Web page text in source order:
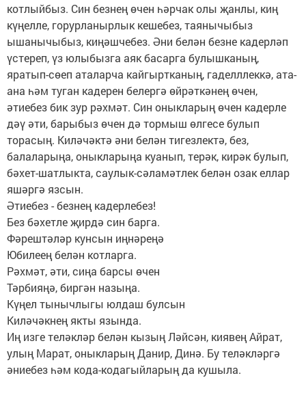
котлыйбыз. Син безнең өчен һәрчак олы җанлы, киң
күңелле, горурланырлык кешебез, таянычыбыз
ышанычыбыз, киңәшчебез. Әни белән безне кадерләп
үстереп, үз юлыбызга аяк басарга булышканың,
яратып-сөеп аталарча кайгыртканың, гаделллеккә, ата-
ана һәм туган кадерен белергә өйрәткәнең өчен,
әтиебез бик зур рәхмәт. Син оныкларың өчен кадерле
дәү әти, барыбыз өчен дә тормыш өлгесе булып
торасың. Киләчәктә әни белән тигезлектә, без,
балаларыңа, оныкларыңа куанып, терәк, кирәк булып,
бәхет-шатлыкта, саулык-сәламәтлек белән озак еллар
яшәргә язсын.
Әтиебез - безнең кадерлебез!
Без бәхетле җирдә син барга.
Фәрештәләр кунсын иңнәреңә
Юбилеең белән котларга.
Рәхмәт, әти, сиңа барсы өчен
Тәрбияңә, биргән назыңа.
Күңел тынычлыгы юлдаш булсын
Киләчәкнең якты язында.
Иң изге теләкләр белән кызың Ләйсән, киявең Айрат,
улың Марат, оныкларың Данир, Динә. Бу теләкләргә
әниебез һәм кода-кодагыйларың да кушыла.